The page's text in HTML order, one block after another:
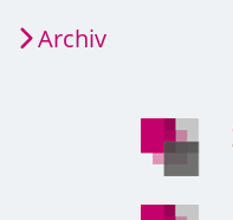
Archiv